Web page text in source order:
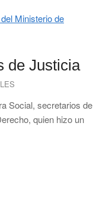
de Justicia
Social, secretarios de
quien hizo un